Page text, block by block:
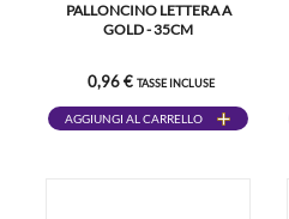
PALLONCINO LETTERA A
GOLD - 35CM
0,96 € TASSE INCLUSE
AGGIUNGI AL CARRELLO